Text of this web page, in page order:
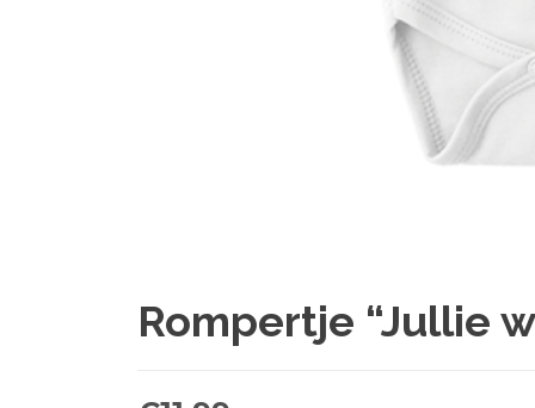
Rompertje “Jullie